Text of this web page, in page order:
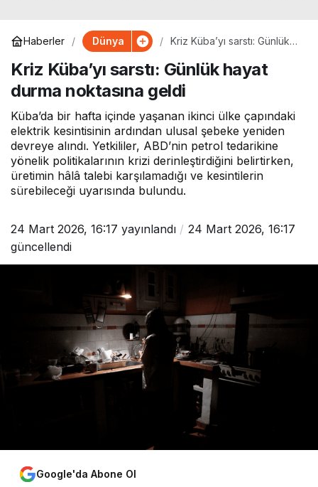
Haberler Dünya
Kriz Küba’yı sarstı: Günlük
geldi
Kriz Küba’yı sarstı: Günlük hayat
durma noktasına geldi
Küba’da bir hafta içinde yaşanan ikinci ülke çapındaki
elektrik kesintisinin ardından ulusal şebeke yeniden
devreye alındı. Yetkililer, ABD’nin petrol tedarikine
yönelik politikalarının krizi derinleştirdiğini belirtirken,
üretimin hâlâ talebi karşılamadığı ve kesintilerin
sürebileceği uyarısında bulundu.
24 Mart 2026, 16:17 yayınlandı
24 Mart 2026, 16:17
güncellendi
Google'da Abone Ol